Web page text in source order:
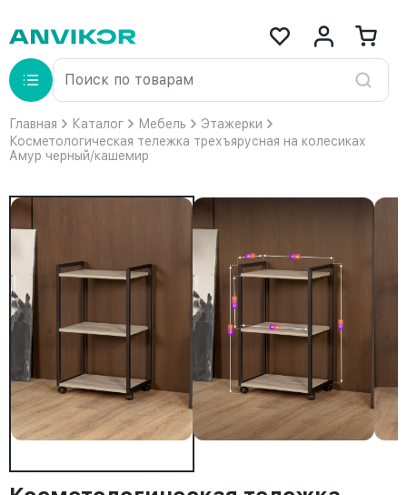
Главная Каталог Мебель
Этажерки
Косметологическая тележка трехъярусная на колесиках
Амур черный/кашемир